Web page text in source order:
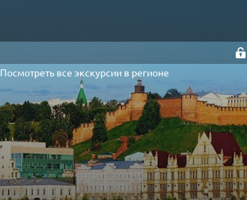
Посмотреть все экскурсии в регионе